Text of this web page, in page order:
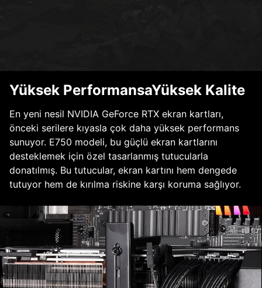
Yüksek PerformansaYüksek Kalite
En yeni nesil NVIDIA GeForce RTX ekran kartları,
önceki serilere kıyasla çok daha yüksek performans
sunuyor. E750 modeli, bu güçlü ekran kartlarını
desteklemek için özel tasarlanmış tutucularla
donatılmış. Bu tutucular, ekran kartını hem dengede
tutuyor hem de kırılma riskine karşı koruma sağlıyor.